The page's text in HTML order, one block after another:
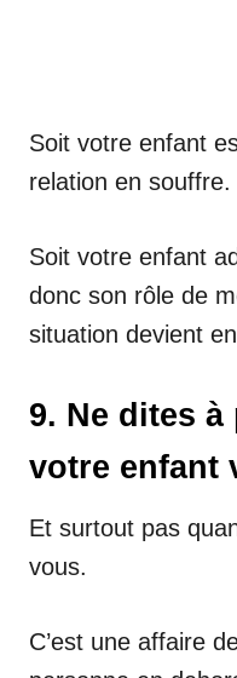
Soit votre enfant
relation en souffre.
Soit votre enfant
donc son rôle de
situation devient
9. Ne dites
votre enfant
Et surtout pas
vous.
C’est une affaire